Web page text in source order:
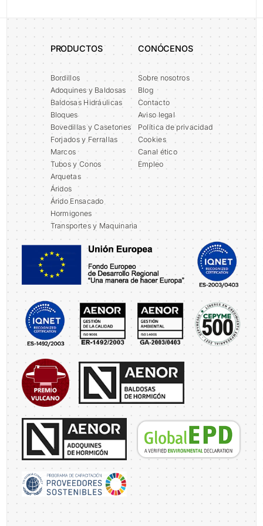
PRODUCTOS
Bordillos
Adoquines y Baldosas
Baldosas Hidráulicas
Bloques
Bovedillas y Casetones
Forjados y Ferrallas
Marcos
Tubos y Conos
Arquetas
Áridos
Árido Ensacado
Hormigones
Transportes y Maquinaria
CONÓCENOS
Sobre nosotros
Blog
Contacto
Aviso legal
Política de privacidad
Cookies
Canal ético
Empleo